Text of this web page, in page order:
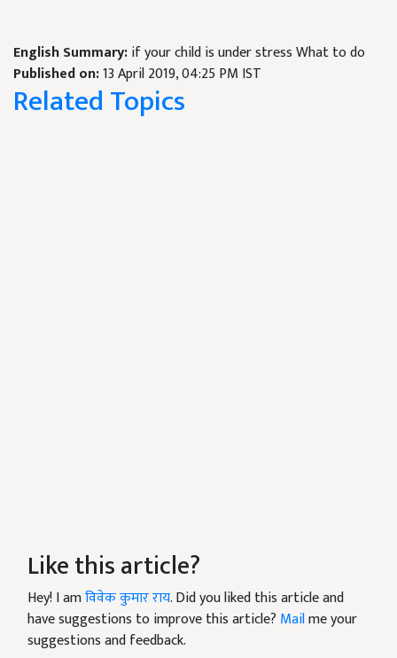
English Summary:if your child is under stress What to do
Published on:13 April 2019, 04:25 PM IST
Related Topics
Like this article?
Hey! I amविवेक कुमार राय. Did you liked this article and
have suggestions to improve this article? Mailme your
suggestions and feedback.